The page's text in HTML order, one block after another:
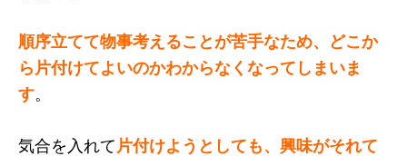
順序立てて物事考えることが苦手なため、どこか
ら片付けてよいのかわからなくなってしまいま
す。
気合を入れて 片付けようとしても、興味がそれて